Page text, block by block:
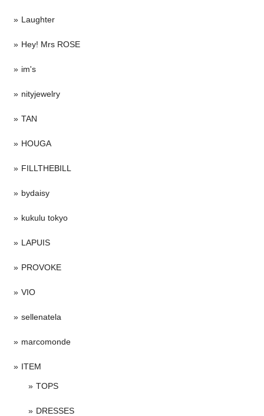
Laughter
Hey! Mrs ROSE
im's
nityjewelry
TAN
HOUGA
FILLTHEBILL
bydaisy
kukulu tokyo
LAPUIS
PROVOKE
VIO
sellenatela
marcomonde
ITEM
TOPS
DRESSES